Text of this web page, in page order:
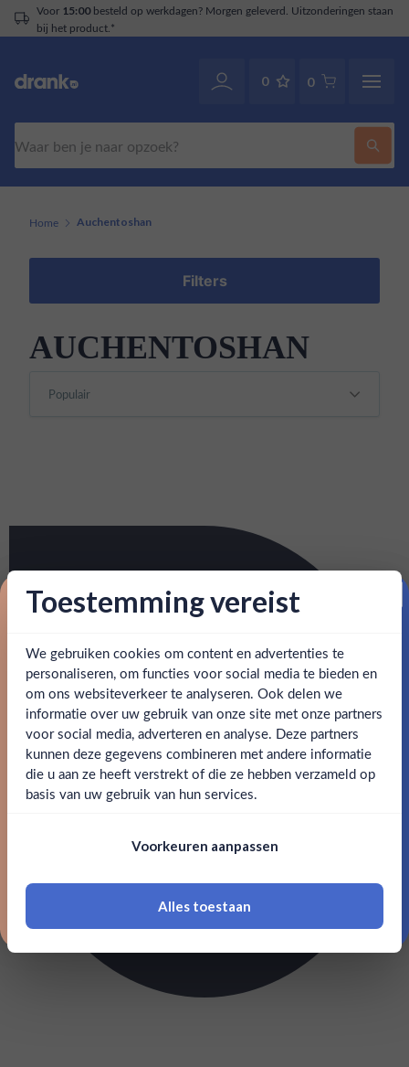
Voor 15:00besteld op werkdagen? Morgen geleverd. Uitzonderingen staan
bij het product.*
0 0
Ben jij 18 jaar of ouder?
Ja Nee
18 jaar of ouder zijn
Home Auchentoshan
Filters
AUCHENTOSHAN
Toestemming vereist
We gebruiken cookies om content en advertenties te
personaliseren, om functies voor social media te bieden en
om ons websiteverkeer te analyseren. Ook delen we
informatie over uw gebruik van onze site met onze partners
voor social media, adverteren en analyse. Deze partners
kunnen deze gegevens combineren met andere informatie
die u aan ze heeft verstrekt of die ze hebben verzameld op
basis van uw gebruik van hun services.
Voorkeuren aanpassen
Alles toestaan
Proost op je eerste korting!
Schrijf je in en ontvang direct 5% korting op je eerste
bestelling.
Email
Claim mijn korting